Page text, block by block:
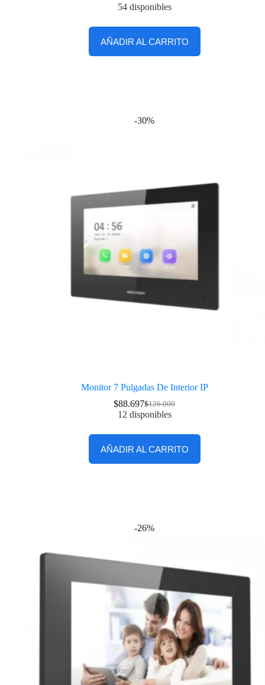
54 disponibles
AÑADIR AL CARRITO
-30%
Monitor 7 Pulgadas De Interior IP
$126.000
$88.697
12 disponibles
AÑADIR AL CARRITO
-26%